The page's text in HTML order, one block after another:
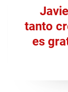
tanto
es